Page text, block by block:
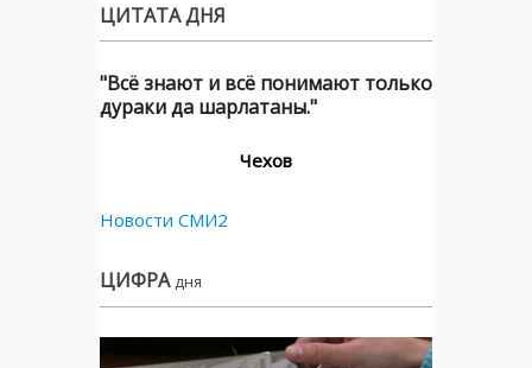
ЦИТАТА ДНЯ
"Всё знают и всё понимают только
дураки да шарлатаны."
Чехов
Новости СМИ2
ЦИФРА дня